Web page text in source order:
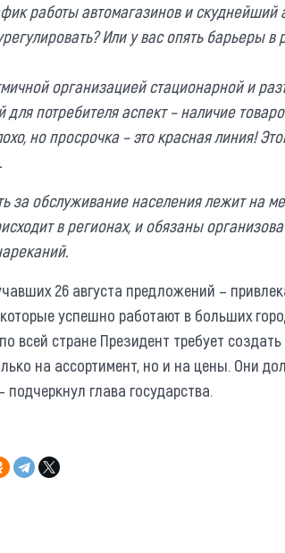
работы автомагазинов и скуднейший
Или у вас опять барьеры в
организацией стационарной и
для потребителя аспект – наличие
но просрочка – это красная линия!
за обслуживание населения лежит на
в регионах, и обязаны
26 августа предложений –
успешно работают в больших
всей стране Президент требует
на ассортимент, но и на цены. Они
глава государства.